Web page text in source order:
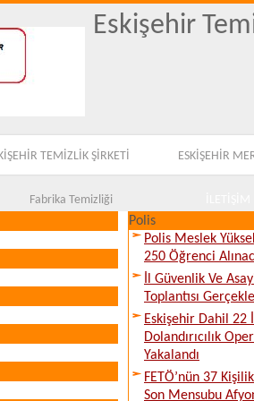
Eskişehir
TEMİZLİK ŞİRKETİ ESKİŞEHİR
Fabrika Temizliği
Polis
Polis Meslek
250 Öğrenci
İl Güvenlik Ve
Toplantısı
Eskişehir Dahil
Dolandırıcılık
Yakalandı
FETÖ’nün 37
Son Mensubu